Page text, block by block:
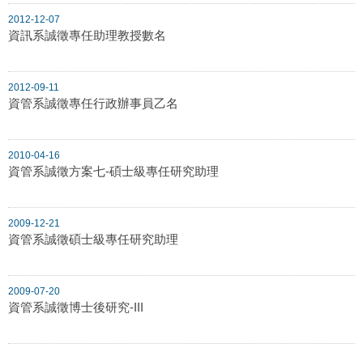
2012-12-07
資訊系誠徵專任助理教授數名
2012-09-11
資管系誠徵專任行政辦事員乙名
2010-04-16
資管系誠徵方案七-碩士級專任研究助理
2009-12-21
資管系誠徵碩士級專任研究助理
2009-07-20
資管系誠徵博士後研究-III